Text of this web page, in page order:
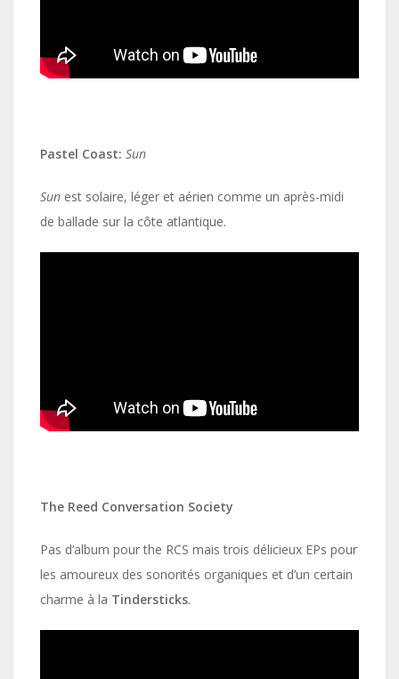
Pastel Coast: Sun
Sun est solaire, léger et aérien comme un après-midi
de ballade sur la côte atlantique.
The Reed Conversation Society
Pas d’album pour the RCS mais trois délicieux EPs pour
les amoureux des sonorités organiques et d’un certain
charme à la Tindersticks.